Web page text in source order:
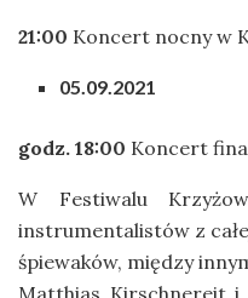
21:00 Koncert nocny w
05.09.2021
godz. 18:00 Koncert
W Festiwalu
instrumentalistów z
śpiewaków, między